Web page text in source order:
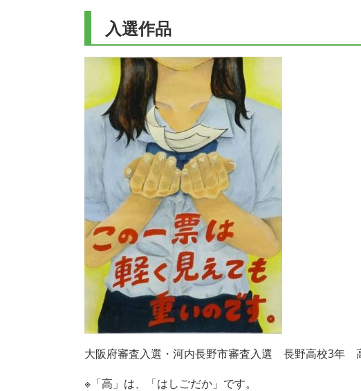
入選作品
大阪府審査入選・河内長野市審査入選 長野高校3年
※「高」は、「はしごだか」です。